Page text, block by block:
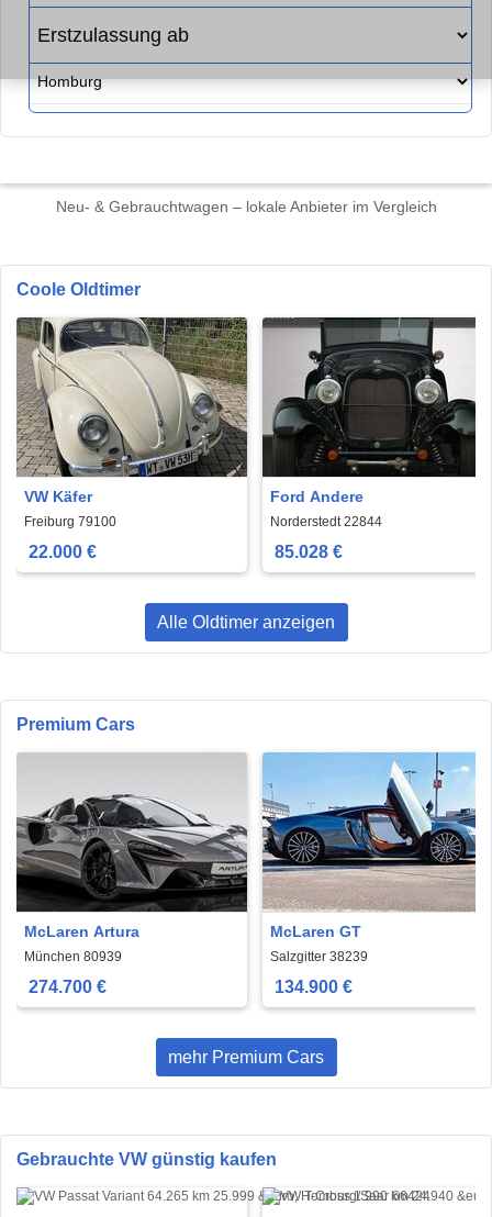
Neu- & Gebrauchtwagen – lokale Anbieter im Vergleich
Coole Oldtimer
VW Käfer
Freiburg 79100
22.000 €
Ford Andere
Norderstedt 22844
85.028 €
Alle Oldtimer anzeigen
Premium Cars
McLaren Artura
München 80939
274.700 €
McLaren GT
Salzgitter 38239
134.900 €
mehr Premium Cars
Gebrauchte VW günstig kaufen